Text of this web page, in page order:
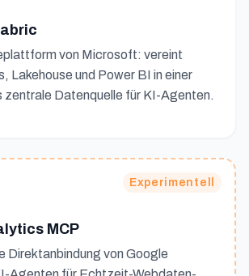
von Microsoft: vereint
Lakehouse und Power BI in einer
zentrale Datenquelle für KI-Agenten.
Experimentell
MCP
Direktanbindung von Google